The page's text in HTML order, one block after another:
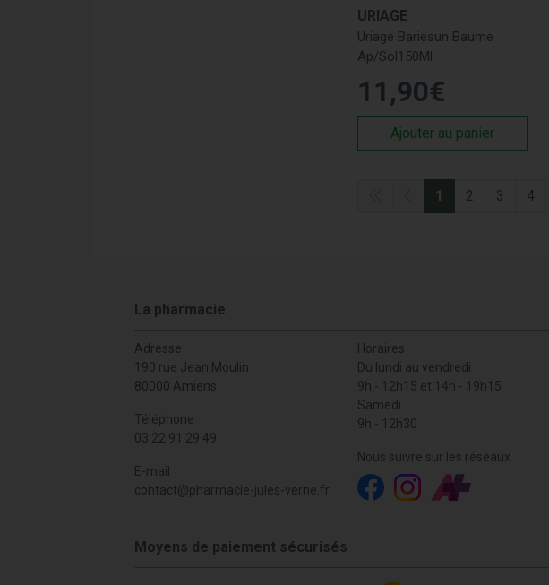
URIAGE
Uriage Bariesun Baume
Ap/Sol150Ml
11 ,90€
Ajouter au panier
1 2 3 4
La pharmacie
Adresse
190 rue Jean Moulin
80000 Amiens
Téléphone
03 22 91 29 49
E-mail
contact@pharmacie-jules-verne.fr
Horaires
Du lundi au vendredi
9h - 12h15 et 14h - 19h15
Samedi
9h - 12h30
Nous suivre sur les réseaux
Moyens de paiement sécurisés